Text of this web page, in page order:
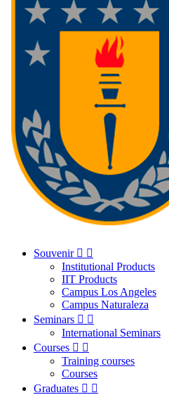
Souvenir  
Institutional Products
IIT Products
Campus Los Angeles
Campus Naturaleza
Seminars  
International Seminars
Courses  
Training courses
Courses
Graduates  